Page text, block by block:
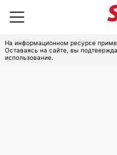
На информационном ресурсе
Оставаясь на сайте, вы
использование.